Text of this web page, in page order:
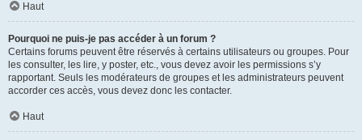
Haut
Pourquoi ne puis-je pas accéder à un forum ?
Certains forums peuvent être réservés à certains utilisateurs ou groupes. Pour
les consulter, les lire, y poster, etc., vous devez avoir les permissions s’y
rapportant. Seuls les modérateurs de groupes et les administrateurs peuvent
accorder ces accès, vous devez donc les contacter.
Haut